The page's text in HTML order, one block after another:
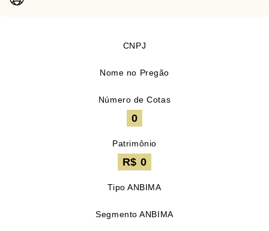
CNPJ
Nome no Pregão
Número de Cotas
0
Patrimônio
R$ 0
Tipo ANBIMA
Segmento ANBIMA